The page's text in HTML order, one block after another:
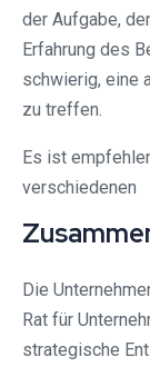
der Aufgabe,
Erfahrung des
schwierig, eine
zu treffen.
Es ist
verschiedenen
Die
Rat für
strategische